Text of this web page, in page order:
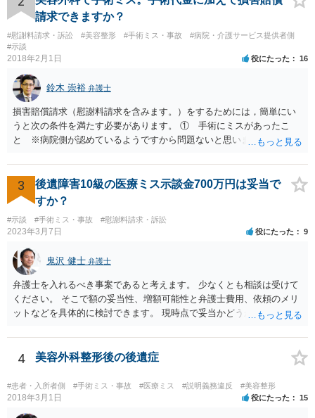
請求できますか？
#慰謝料請求・訴訟 #美容整形 #手術ミス・事故
#病院・介護サービス提供者側
#示談
2018年2月1日 役にたった 16
鈴木 崇裕 弁護士
損害賠償請求（慰謝料請求を含みます。）をするためには，簡単にい
うと次の条件を満たす必要があります。 ① 手術にミスがあったこ
と ※病院側が認めているようですから問題ないと思います。 ② 手
術のミスの「せいで」マスクが外せなくなったこと ④ 仕事を休まな
ければならなくなった「せいで」休業損害が発生したこと ⑤ マスク
を外せなくなった「せいで」経済的に評価できる精神的な損害が発生
したこと 「せいで」と強調した点が，内藤先生のご指摘なさる「相当
因果関係」です。 手術のミスと関係のないことまでは責任追及ができ
ないということです。 手術のミスの結果，手術前と比べて見た目が著
しく悪くなってしまったとか， 手術のミスの結果，入院期間が延びて
しまったとかいう事情があれば， 追加請求が可能な余地があります。
ただし，手術代の返金に応じた際に「これ以上金銭の請求はしませ
ん」という趣旨の合意をしてしまっていると， 上記の請求は，基本的
には困難となります。
3
後遺障害10級の医療ミス示談金700万円は妥当で
すか？
#示談 #手術ミス・事故 #慰謝料請求・訴訟
2023年3月7日 役にたった 9
鬼沢 健士 弁護士
弁護士を入れるべき事案であると考えます。 少なくとも相談は受けて
ください。 そこで額の妥当性、増額可能性と弁護士費用、依頼のメリ
ットなどを具体的に検討できます。 現時点で妥当かどうかを即断する
4 美容外科整形後の後遺症
#患者・入所者側 #手術ミス・事故 #医療ミス #説明義務違反 #美容整形
2018年3月1日 役にたった 15